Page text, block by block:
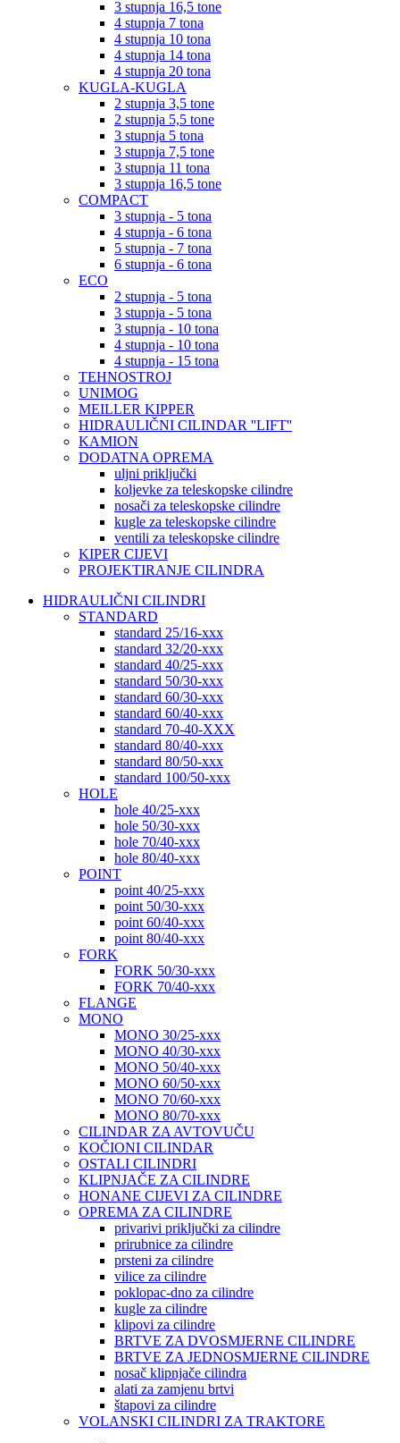
3 stupnja 16,5 tone
4 stupnja 7 tona
4 stupnja 10 tona
4 stupnja 14 tona
4 stupnja 20 tona
KUGLA-KUGLA
2 stupnja 3,5 tone
2 stupnja 5,5 tone
3 stupnja 5 tona
3 stupnja 7,5 tone
3 stupnja 11 tona
3 stupnja 16,5 tone
COMPACT
3 stupnja - 5 tona
4 stupnja - 6 tona
5 stupnja - 7 tona
6 stupnja - 6 tona
ECO
2 stupnja - 5 tona
3 stupnja - 5 tona
3 stupnja - 10 tona
4 stupnja - 10 tona
4 stupnja - 15 tona
TEHNOSTROJ
UNIMOG
MEILLER KIPPER
HIDRAULIČNI CILINDAR ''LIFT''
KAMION
DODATNA OPREMA
uljni priključki
koljevke za teleskopske cilindre
nosači za teleskopske cilindre
kugle za teleskopske cilindre
ventili za teleskopske cilindre
KIPER CIJEVI
PROJEKTIRANJE CILINDRA
HIDRAULIČNI CILINDRI
STANDARD
standard 25/16-xxx
standard 32/20-xxx
standard 40/25-xxx
standard 50/30-xxx
standard 60/30-xxx
standard 60/40-xxx
standard 70-40-XXX
standard 80/40-xxx
standard 80/50-xxx
standard 100/50-xxx
HOLE
hole 40/25-xxx
hole 50/30-xxx
hole 70/40-xxx
hole 80/40-xxx
POINT
point 40/25-xxx
point 50/30-xxx
point 60/40-xxx
point 80/40-xxx
FORK
FORK 50/30-xxx
FORK 70/40-xxx
FLANGE
MONO
MONO 30/25-xxx
MONO 40/30-xxx
MONO 50/40-xxx
MONO 60/50-xxx
MONO 70/60-xxx
MONO 80/70-xxx
CILINDAR ZA AVTOVUČU
KOČIONI CILINDAR
OSTALI CILINDRI
KLIPNJAČE ZA CILINDRE
HONANE CIJEVI ZA CILINDRE
OPREMA ZA CILINDRE
privarivi priključki za cilindre
prirubnice za cilindre
prsteni za cilindre
vilice za cilindre
poklopac-dno za cilindre
kugle za cilindre
klipovi za cilindre
BRTVE ZA DVOSMJERNE CILINDRE
BRTVE ZA JEDNOSMJERNE CILINDRE
nosač klipnjače cilindra
alati za zamjenu brtvi
štapovi za cilindre
VOLANSKI CILINDRI ZA TRAKTORE